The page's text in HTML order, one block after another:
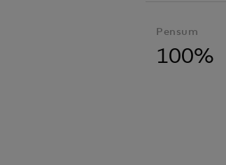
Pensum
100%